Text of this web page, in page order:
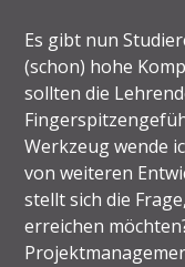
Es gibt nun
(schon) hohe
sollten die
Werkzeug wende
von weiteren
stellt sich die
erreichen